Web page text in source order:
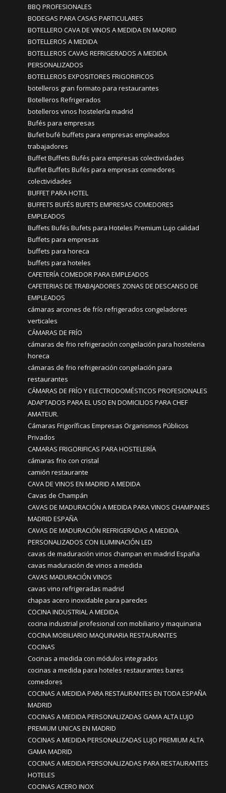
BBQ PROFESIONALES
BODEGAS PARA CASAS PARTICULARES
BOTELLERO CAVA DE VINOS A MEDIDA EN MADRID
BOTELLEROS A MEDIDA
BOTELLEROS CAVAS REFRIGERADOS A MEDIDA
PERSONALIZADOS
BOTELLEROS EXPOSITORES FRIGORIFICOS
botelleros gran formato para restaurantes
Botelleros Refrigerados
botelleros vinos hostelería madrid
Bufés para empresas
Bufet bufé buffets para empresas empleados
trabajadores
Buffet Buffets Bufés para empresas colectividades
Buffet Buffets Bufés para empresas comedores
colectividades
BUFFET PARA HOTEL
BUFFETS BUFÉS BUFETS EMPRESAS COMEDORES
EMPLEADOS
Buffets Bufés Bufets para Hoteles Premium Lujo calidad
Buffets para empresas
buffets para horeca
buffets para hoteles
CAFETERÍA COMEDOR PARA EMPLEADOS
CAFETERIAS DE TRABAJADORES ZONAS DE DESCANSO DE
EMPLEADOS
cámaras arcones de frío refrigerados congeladores
verticales
CÁMARAS DE FRÍO
cámaras de frio refrigeración congelación para hosteleria
horeca
cámaras de frio refrigeración congelación para
restaurantes
CÁMARAS DE FRÍO Y ELECTRODOMÉSTICOS PROFESIONALES
ADAPTADOS PARA EL USO EN DOMICILIOS PARA CHEF
AMATEUR.
Cámaras Frigoríficas Empresas Organismos Públicos
Privados
CAMARAS FRIGORIFICAS PARA HOSTELERÍA
cámaras frio con cristal
camión restaurante
CAVA DE VINOS EN MADRID A MEDIDA
Cavas de Champán
CAVAS DE MADURACIÓN A MEDIDA PARA VINOS CHAMPANES
MADRID ESPAÑA
CAVAS DE MADURACIÓN REFRIGERADAS A MEDIDA
PERSONALIZADOS CON ILUMINACIÓN LED
cavas de maduración vinos champan en madrid España
cavas maduración de vinos a medida
CAVAS MADURACIÓN VINOS
cavas vino refrigeradas madrid
chapas acero inoxidable para paredes
COCINA INDUSTRIAL A MEDIDA
cocina industrial profesional con mobiliario y maquinaria
COCINA MOBILIARIO MAQUINARIA RESTAURANTES
COCINAS
Cocinas a medida con módulos integrados
cocinas a medida para hoteles restaurantes bares
comedores
COCINAS A MEDIDA PARA RESTAURANTES EN TODA ESPAÑA
MADRID
COCINAS A MEDIDA PERSONALIZADAS GAMA ALTA LUJO
PREMIUM UNICAS EN MADRID
COCINAS A MEDIDA PERSONALIZADAS LUJO PREMIUM ALTA
GAMA MADRID
COCINAS A MEDIDA PERSONALIZADAS PARA RESTAURANTES
HOTELES
COCINAS ACERO INOX